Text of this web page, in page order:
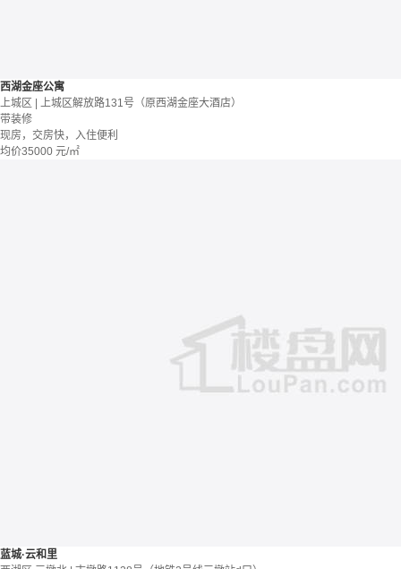
西湖金座公寓
上城区 | 上城区解放路131号（原西湖金座大酒店）
带装修
现房，交房快，入住便利
均价35000 元/㎡
蓝城·云和里